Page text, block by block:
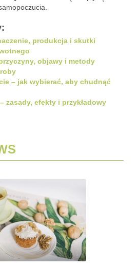
produkcja i skutki
objawy i metody
– jak wybierać, aby chudnąć
zasady, efekty i przykładowy